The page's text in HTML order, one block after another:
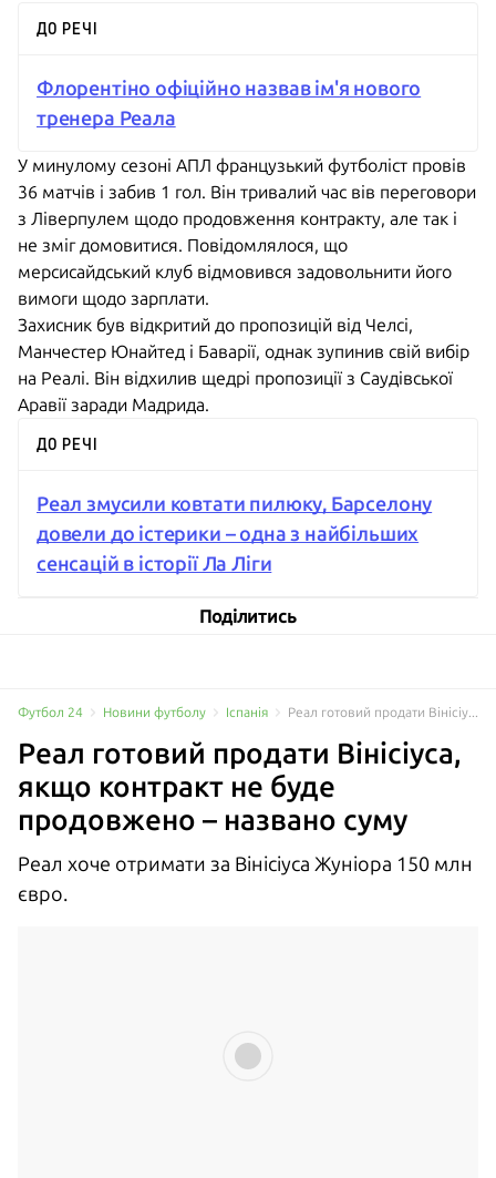
ДО РЕЧІ
Флорентіно офіційно назвав ім'я нового
тренера Реала
У минулому сезоні АПЛ французький футболіст провів
36 матчів і забив 1 гол. Він тривалий час вів переговори
з Ліверпулем щодо продовження контракту, але так і
не зміг домовитися. Повідомлялося, що
мерсисайдський клуб відмовився задовольнити його
вимоги щодо зарплати.
Захисник був відкритий до пропозицій від Челсі,
Манчестер Юнайтед і Баварії, однак зупинив свій вибір
на Реалі. Він відхилив щедрі пропозиції з Саудівської
Аравії заради Мадрида.
ДО РЕЧІ
Реал змусили ковтати пилюку, Барселону
довели до істерики – одна з найбільших
сенсацій в історії Ла Ліги
Поділитись